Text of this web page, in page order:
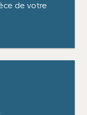
de votre